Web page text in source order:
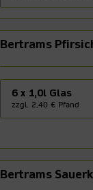
Bertrams
6 x 1,0l Glas
zzgl. 2,40 € Pfand
Bertrams